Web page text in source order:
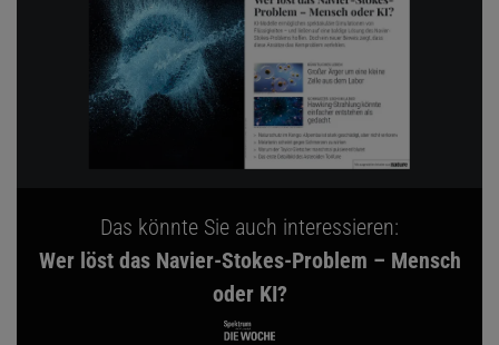
Das könnte Sie auch interessieren:
Wer löst das Navier-Stokes-Problem – Mensch
oder KI?